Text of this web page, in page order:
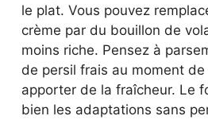
le plat. Vous pouvez
crème par du bouillon de
moins riche. Pensez à
de persil frais au moment
apporter de la fraîcheur. Le
bien les adaptations sans